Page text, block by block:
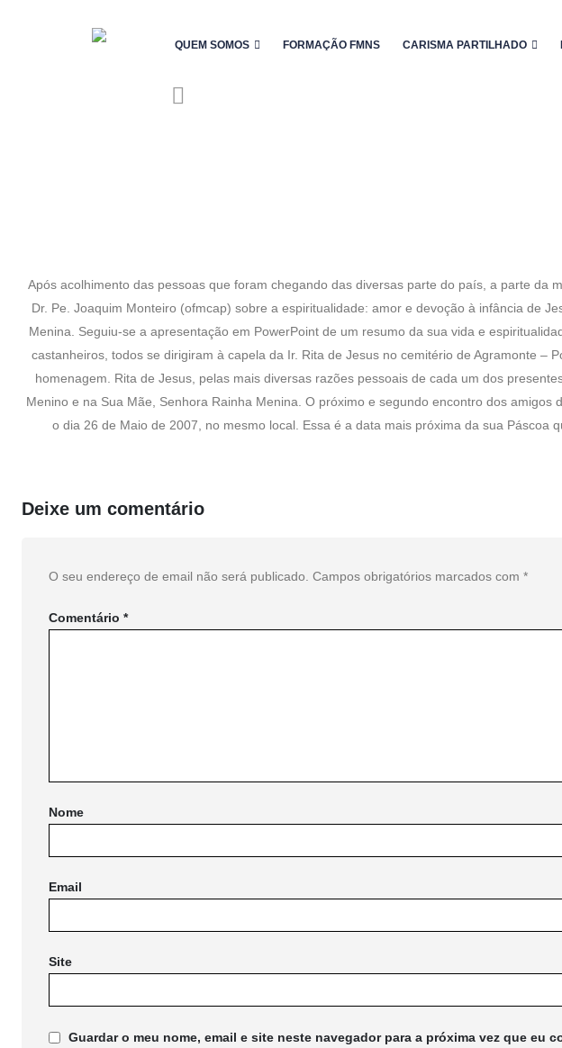
QUEM SOMOS FORMAÇÃO FMNS CARISMA PARTILHADO
Após acolhimento das pessoas que foram chegando das diversas parte do país, a parte da
Dr. Pe. Joaquim Monteiro (ofmcap) sobre a espiritualidade: amor e devoção à infância de
Menina. Seguiu-se a apresentação em PowerPoint de um resumo da sua vida e
castanheiros, todos se dirigiram à capela da Ir. Rita de Jesus no cemitério de Agramonte –
homenagem. Rita de Jesus, pelas mais diversas razões pessoais de cada um dos
Menino e na Sua Mãe, Senhora Rainha Menina. O próximo e segundo encontro dos amigos
o dia 26 de Maio de 2007, no mesmo local. Essa é a data mais próxima da sua Páscoa
Deixe um comentário
O seu endereço de email não será publicado. Campos obrigatórios marcados com *
Comentário *
Nome
Email
Site
Guardar o meu nome, email e site neste navegador para a próxima vez que eu